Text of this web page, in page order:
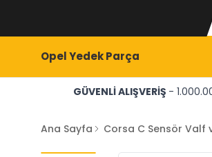
Opel Yedek Parça
GÜVENLİ ALIŞVERİŞ -
Ana Sayfa Corsa C Sensör Valf